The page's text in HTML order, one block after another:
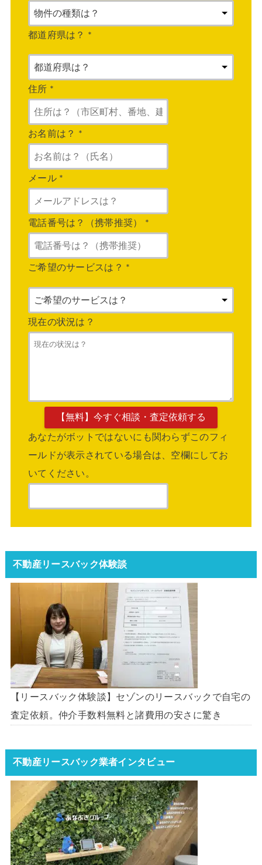
都道府県は？ *
住所 *
お名前は？ *
メール *
電話番号は？（携帯推奨） *
ご希望のサービスは？ *
現在の状況は？
あなたがボットではないにも関わらずこのフィ
ールドが表示されている場合は、空欄にしてお
いてください。
不動産リースバック体験談
【リースバック体験談】セゾンのリースバックで自宅の
査定依頼。仲介手数料無料と諸費用の安さに驚き
不動産リースバック業者インタビュー